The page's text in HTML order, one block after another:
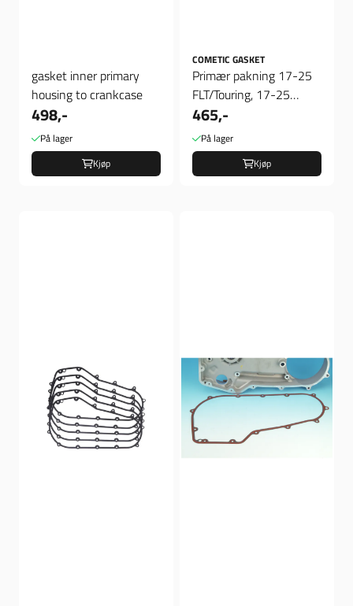
gasket inner primary
housing to crankcase
498,-
På lager
Kjøp
COMETIC GASKET
Primær pakning 17-25
FLT/Touring, 17-25
Trikes
465,-
På lager
Kjøp